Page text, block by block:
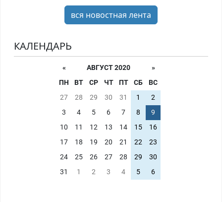
вся новостная лента
КАЛЕНДАРЬ
« АВГУСТ 2020
»
ПН
ВТ СР ЧТ ПТ СБ
ВС
27
28 29 30 31 1
2
3
4 5 6 7 8
9
10
11 12 13 14 15
16
17
18 19 20 21 22
23
24
25 26 27 28 29
30
31
1 2 3 4 5 6